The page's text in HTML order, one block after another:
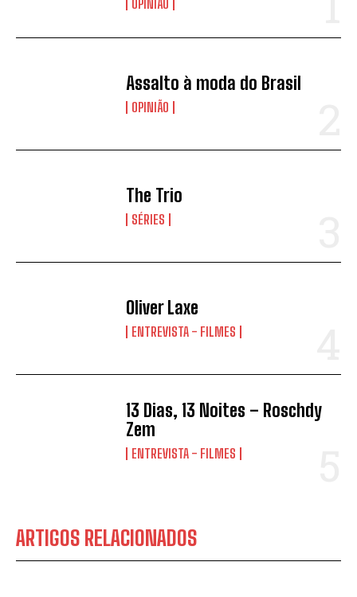
OPINIÃO
Assalto à moda do Brasil
OPINIÃO
The Trio
SÉRIES
Oliver Laxe
ENTREVISTA - FILMES
13 Dias, 13 Noites – Roschdy
Zem
ENTREVISTA - FILMES
ARTIGOS RELACIONADOS